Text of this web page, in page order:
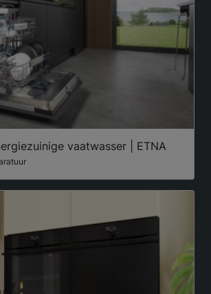
vaatwasser | ETNA